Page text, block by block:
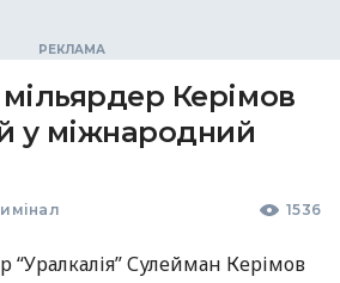
Керімов
у міжнародний
1536
“Уралкалія” Сулейман Керімов